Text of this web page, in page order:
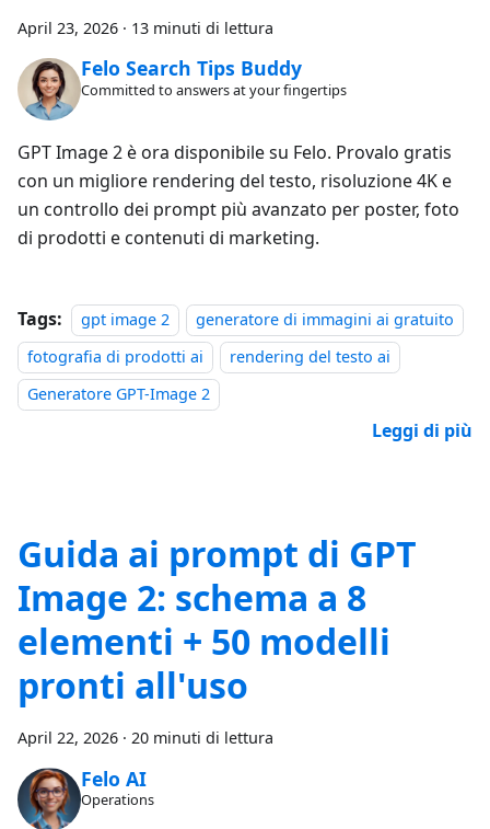
April 23, 2026 · 13 minuti di lettura
Felo Search Tips Buddy
Committed to answers at your fingertips
GPT Image 2 è ora disponibile su Felo. Provalo gratis
con un migliore rendering del testo, risoluzione 4K e
un controllo dei prompt più avanzato per poster, foto
di prodotti e contenuti di marketing.
Tags: gpt image 2
generatore di immagini ai gratuito
fotografia di prodotti ai
rendering del testo ai
Generatore GPT-Image 2
Leggi di più
Guida ai prompt di GPT
Image 2: schema a 8
elementi + 50 modelli
pronti all'uso
April 22, 2026 · 20 minuti di lettura
Felo AI
Operations